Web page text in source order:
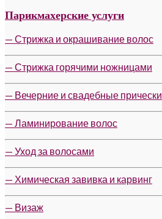
Парикмахерские услуги
— Стрижка и окрашивание волос
— Стрижка горячими ножницами
— Вечерние и свадебные прически
— Ламинирование волос
— Уход за волосами
— Химическая завивка и карвинг
— Визаж